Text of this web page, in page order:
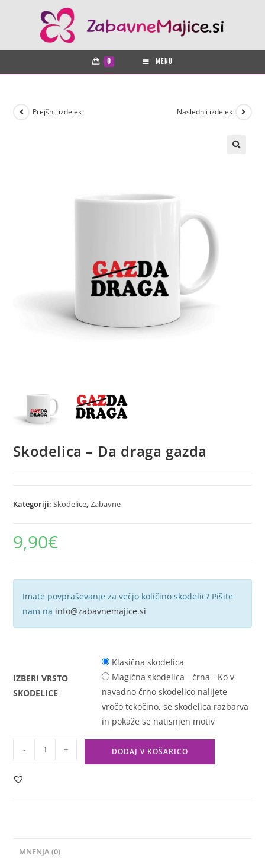
0 MENU
Prejšnji izdelek Naslednji izdelek
Skodelica – Da draga gazda
Kategoriji:Skodelice,Zabavne
9,90€
Imate povpraševanje za večjo količino skodelic? Pišite
nam na info@zabavnemajice.si
IZBERI VRSTO
SKODELICE
Klasična skodelica
Magična skodelica - črna - Ko v
navadno črno skodelico nalijete
vročo tekočino, se skodelica razbarva
in pokaže se natisnjen motiv
- + DODAJ V KOŠARICO
MNENJA (0)